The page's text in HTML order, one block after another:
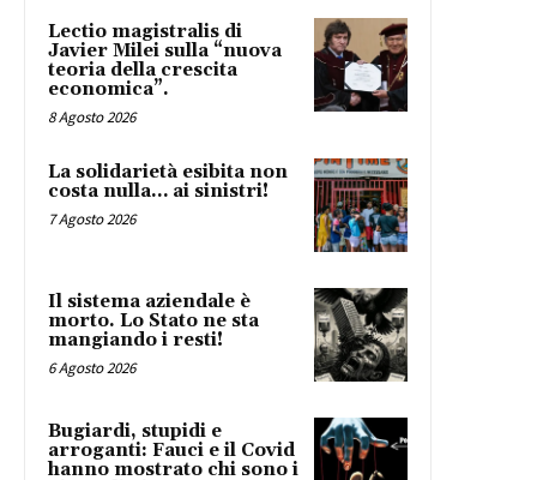
Lectio magistralis di
Javier Milei sulla “nuova
teoria della crescita
economica”.
8 Agosto 2026
La solidarietà esibita non
costa nulla… ai sinistri!
7 Agosto 2026
Il sistema aziendale è
morto. Lo Stato ne sta
mangiando i resti!
6 Agosto 2026
Bugiardi, stupidi e
arroganti: Fauci e il Covid
hanno mostrato chi sono i